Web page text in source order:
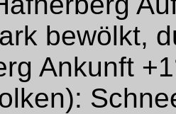
bewölkt,
Ankunft